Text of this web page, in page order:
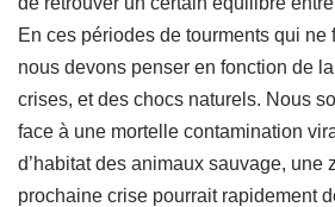
En ces périodes de tourments qui ne
nous devons penser en fonction de
crises, et des chocs naturels. Nous
face à une mortelle contamination
d’habitat des animaux sauvage, une
prochaine crise pourrait rapidement